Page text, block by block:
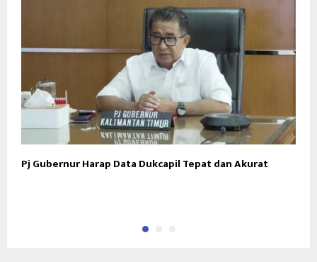
Pj Gubernur Harap Data Dukcapil Tepat dan Akurat